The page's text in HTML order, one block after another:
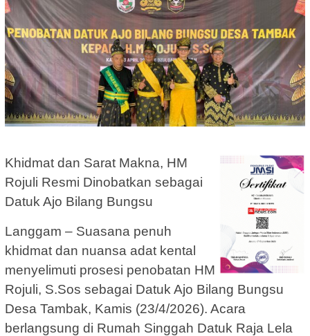
Khidmat dan Sarat Makna, HM
Rojuli Resmi Dinobatkan sebagai
Datuk Ajo Bilang Bungsu
Langgam – Suasana penuh
khidmat dan nuansa adat kental
menyelimuti prosesi penobatan HM
Rojuli, S.Sos sebagai Datuk Ajo Bilang Bungsu
Desa Tambak, Kamis (23/4/2026). Acara
berlangsung di Rumah Singgah Datuk Raja Lela